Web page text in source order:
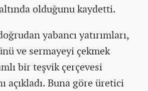
olduğunu kaydetti.
yabancı yatırımları,
ve sermayeyi çekmek
bir teşvik çerçevesi
açıkladı. Buna göre üretici